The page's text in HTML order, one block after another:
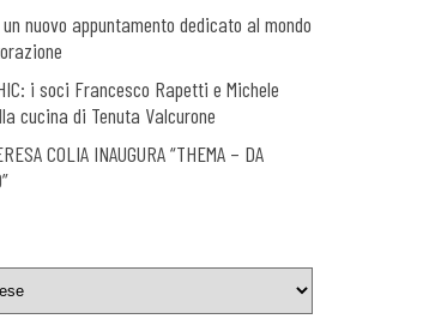
un nuovo appuntamento dedicato al mondo
i soci Francesco Rapetti e Michele
cucina di Tenuta Valcurone
COLIA INAUGURA “THEMA – DA